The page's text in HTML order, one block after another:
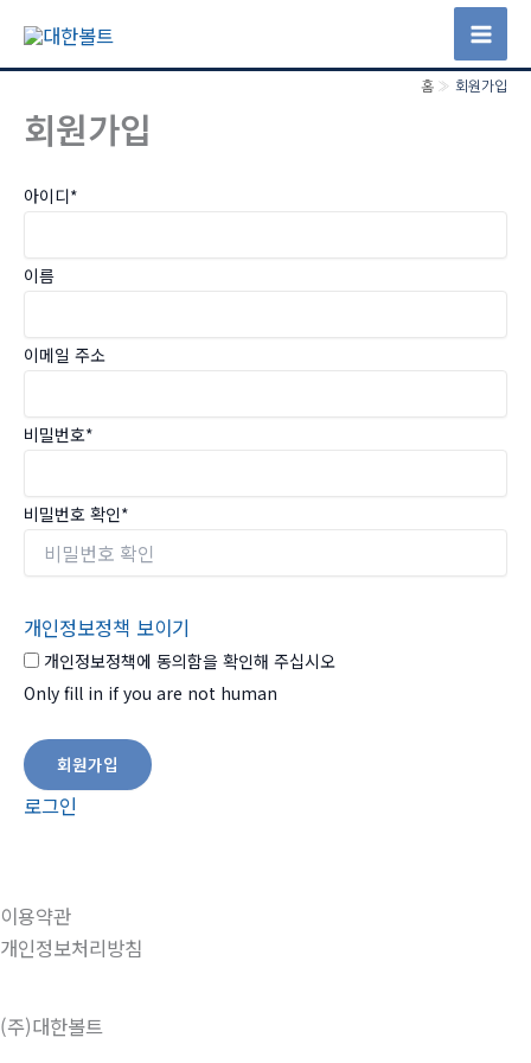
츠
Main
홈 회원가입
회원가입
아이디*
이름
이메일 주소
비밀번호*
비밀번호 확인*
개인정보정책 보이기
개인정보정책에 동의함을 확인해 주십시오
Only fill in if you are not human
로그인
이용약관
개인정보처리방침
(주)대한볼트